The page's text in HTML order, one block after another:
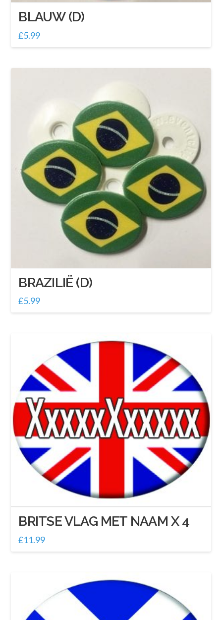
BLAUW (D)
£5.99
BRAZILIË (D)
£5.99
BRITSE VLAG MET NAAM X 4
£11.99